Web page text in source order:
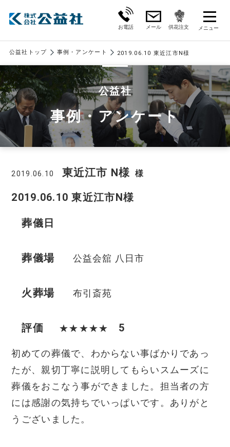
お電話 メール 供花注文
公益社トップ 事例・アンケート 2019.06.10 東近江市N様
公益社
事例・アンケート
2019.06.10 東近江市 N様 様
2019.06.10 東近江市N様
葬儀日
葬儀場 公益会舘 八日市
火葬場 布引斎苑
評価 ★★★★★ 5
初めての葬儀で、わからない事ばかりであっ
たが、親切丁寧に説明してもらいスムーズに
葬儀をおこなう事ができました。担当者の方
には感謝の気持ちでいっぱいです。ありがと
うございました。